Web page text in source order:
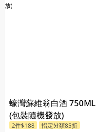
蠔灣蘇維翁白酒 750ML
(包裝隨機發放)
2件$188 指定分類85折